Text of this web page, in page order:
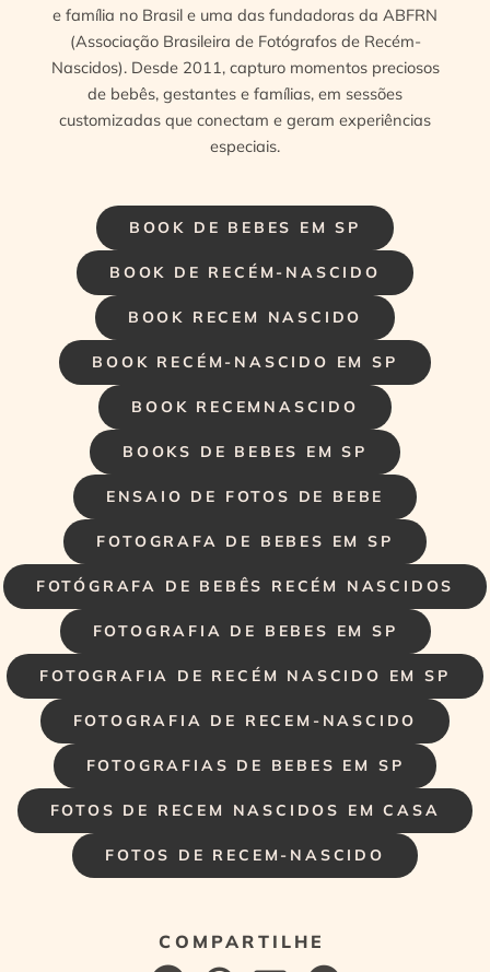
BOOK DE BEBES EM SP
BOOK DE RECÉM-NASCIDO
BOOK RECEM NASCIDO
BOOK RECÉM-NASCIDO EM SP
BOOK RECEMNASCIDO
BOOKS DE BEBES EM SP
ENSAIO DE FOTOS DE BEBE
FOTOGRAFA DE BEBES EM SP
FOTÓGRAFA DE BEBÊS RECÉM NASCIDOS
FOTOGRAFIA DE BEBES EM SP
FOTOGRAFIA DE RECÉM NASCIDO EM SP
FOTOGRAFIA DE RECEM-NASCIDO
FOTOGRAFIAS DE BEBES EM SP
FOTOS DE RECEM NASCIDOS EM CASA
FOTOS DE RECEM-NASCIDO
e família no Brasil e uma das fundadoras da ABFRN
(Associação Brasileira de Fotógrafos de Recém-
Nascidos). Desde 2011, capturo momentos preciosos
de bebês, gestantes e famílias, em sessões
customizadas que conectam e geram experiências
especiais.